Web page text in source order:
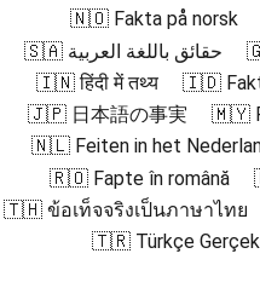
🇳🇴 Fakta på norsk
🇸🇦 حقائق باللغة العربية
🇮🇳 हिंदी में तथ्य
🇮🇩
🇯🇵 日本語の事実
🇲🇾
🇳🇱 Feiten in het
🇷🇴 Fapte în română
🇹🇭 ข้อเท็จจริงเป็นภาษาไทย
🇹🇷 Türkçe